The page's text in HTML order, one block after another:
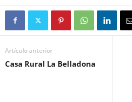
Artículo anterior
Casa Rural La Belladona